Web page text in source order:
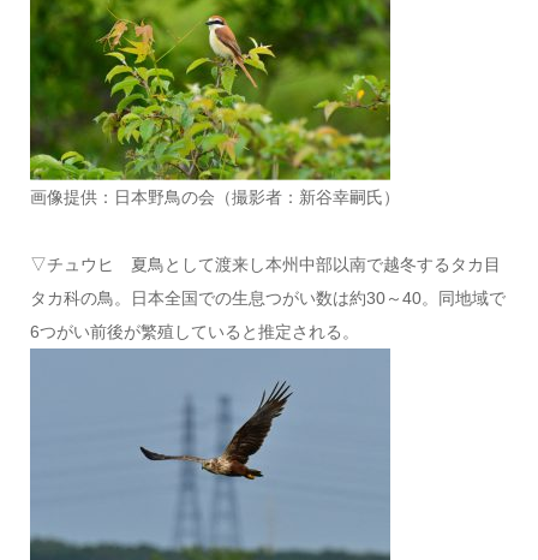
画像提供：日本野鳥の会（撮影者：新谷幸嗣氏）
▽チュウヒ 夏鳥として渡来し本州中部以南で越冬するタカ目
タカ科の鳥。日本全国での生息つがい数は約30～40。同地域で
6つがい前後が繁殖していると推定される。